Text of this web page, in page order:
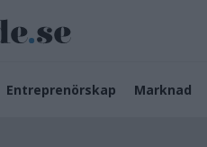
Entreprenörskap Marknad